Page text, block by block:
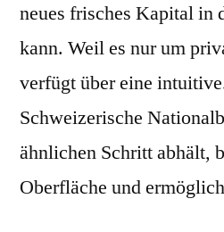
neues frisches Kapital in
kann. Weil es nur um
verfügt über eine
Schweizerische
ähnlichen Schritt abhält,
Oberfläche und